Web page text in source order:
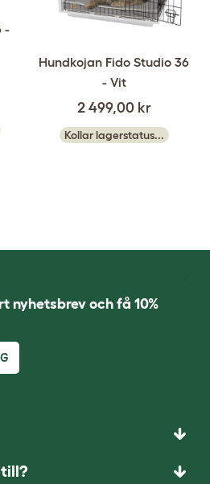
-
Hundkojan Fido Studio 36
- Vit
2 499,00 kr
Kollar lagerstatus...
nyhetsbrev och få 10%